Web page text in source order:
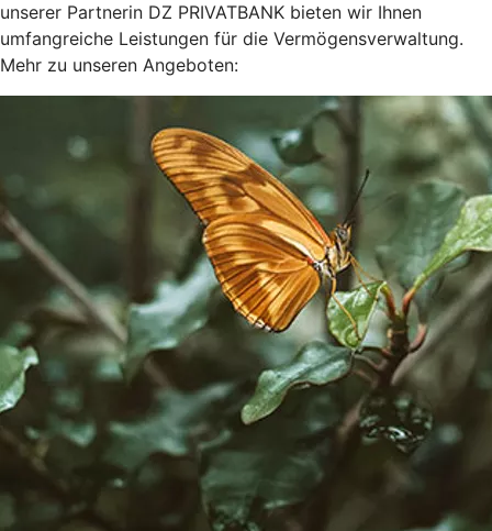
unserer Partnerin DZ PRIVATBANK bieten wir Ihnen
umfangreiche Leistungen für die Vermögensverwaltung.
Mehr zu unseren Angeboten: